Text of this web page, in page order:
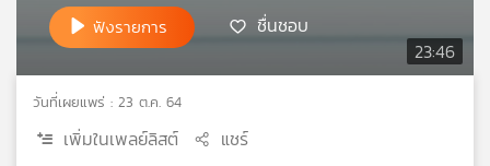
แผนที่
วิทยุ
เครือ
ข่าย
23:46
ฟังรายการ ชื่นชอบ
วันที่เผยแพร่ : 23 ต.ค. 64
เพิ่มในเพลย์ลิสต์ แชร์